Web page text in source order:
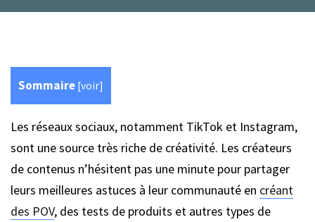
Sommaire [voir]
Les réseaux sociaux, notamment TikTok et Instagram,
sont une source très riche de créativité. Les créateurs
de contenus n’hésitent pas une minute pour partager
leurs meilleures astuces à leur communauté en créant
des POV, des tests de produits et autres types de